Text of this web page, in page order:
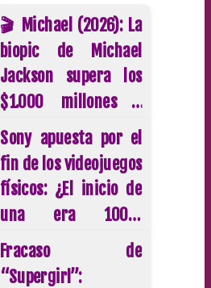
🎬 Michael (2026): La
biopic de Michael
Jackson supera los
$1.000 millones y
hace historia en la
taquilla mundial
Sony apuesta por el
fin de los videojuegos
físicos: ¿El inicio de
una era 100%
digital?
Fracaso de
“Supergirl”: